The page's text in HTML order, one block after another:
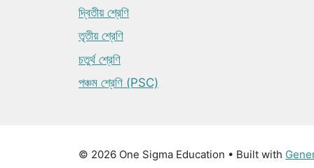
দ্বিতীয় শ্রেণি
তৃতীয় শ্রেণি
চতুর্থ শ্রেণি
পঞ্চম শ্রেণি (PSC)
© 2026 One Sigma Education • Built with